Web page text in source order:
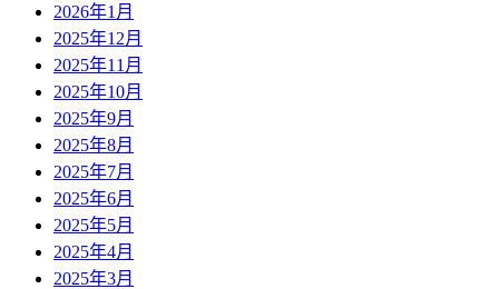
2026年1月
2025年12月
2025年11月
2025年10月
2025年9月
2025年8月
2025年7月
2025年6月
2025年5月
2025年4月
2025年3月